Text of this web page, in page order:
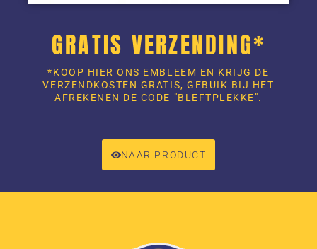
GRATIS VERZENDING*
*KOOP HIER ONS EMBLEEM EN KRIJG DE
VERZENDKOSTEN GRATIS, GEBUIK BIJ HET
AFREKENEN DE CODE "BLEFTPLEKKE".
NAAR PRODUCT